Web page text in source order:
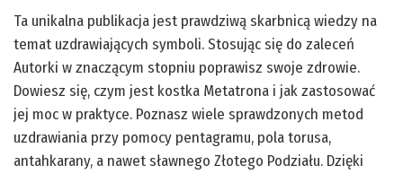
Ta unikalna publikacja jest prawdziwą skarbnicą wiedzy na
temat uzdrawiających symboli. Stosując się do zaleceń
Autorki w znaczącym stopniu poprawisz swoje zdrowie.
Dowiesz się, czym jest kostka Metatrona i jak zastosować
jej moc w praktyce. Poznasz wiele sprawdzonych metod
uzdrawiania przy pomocy pentagramu, pola torusa,
antahkarany, a nawet sławnego Złotego Podziału. Dzięki